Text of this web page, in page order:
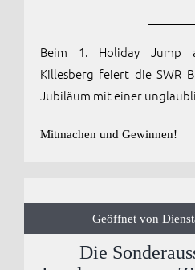
Anmelden /
Beim 1. Holiday Jump
Killesberg feiert die SWR
Jubiläum mit einer
Mitmachen und Gewinnen!
Geöffnet von
Die